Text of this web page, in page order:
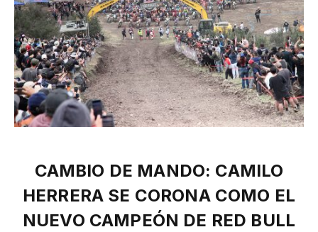
CAMBIO DE MANDO: CAMILO
HERRERA SE CORONA COMO EL
NUEVO CAMPEÓN DE RED BULL